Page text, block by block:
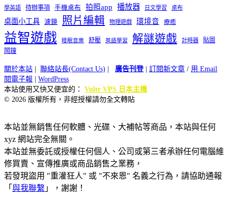
學英語 待辦事項 手機桌布 拍照app 播放器 日文學習 桌布
桌面小工具 濾鏡 照片編輯 物理遊戲 環境音 療癒
益智遊戲 睡眠音樂 舒壓 英語學習 解謎遊戲 計時器
貼圖
鬧鐘
關於本站 聯絡站長(Contact Us) 廣告刊登| 訂閱新文章 / 用 Email
閱電子報
WordPress
本站使用又快又便宜的： Vultr VPS 日本主機
© 2026 版權所有，非經授權請勿全文轉貼
本站並無銷售任何軟體、光碟、大補帖等商品，本站與任何
xyz 網站完全無關。
本站並無委託或授權任何個人、公司或第三者承辦任何電腦維
修買賣、宣傳推廣或商品銷售之業務，
若發現盜用 "重灌狂人" 或 "不來恩" 名義之行為，請協助通報
「 與我聯繫 」，謝謝！